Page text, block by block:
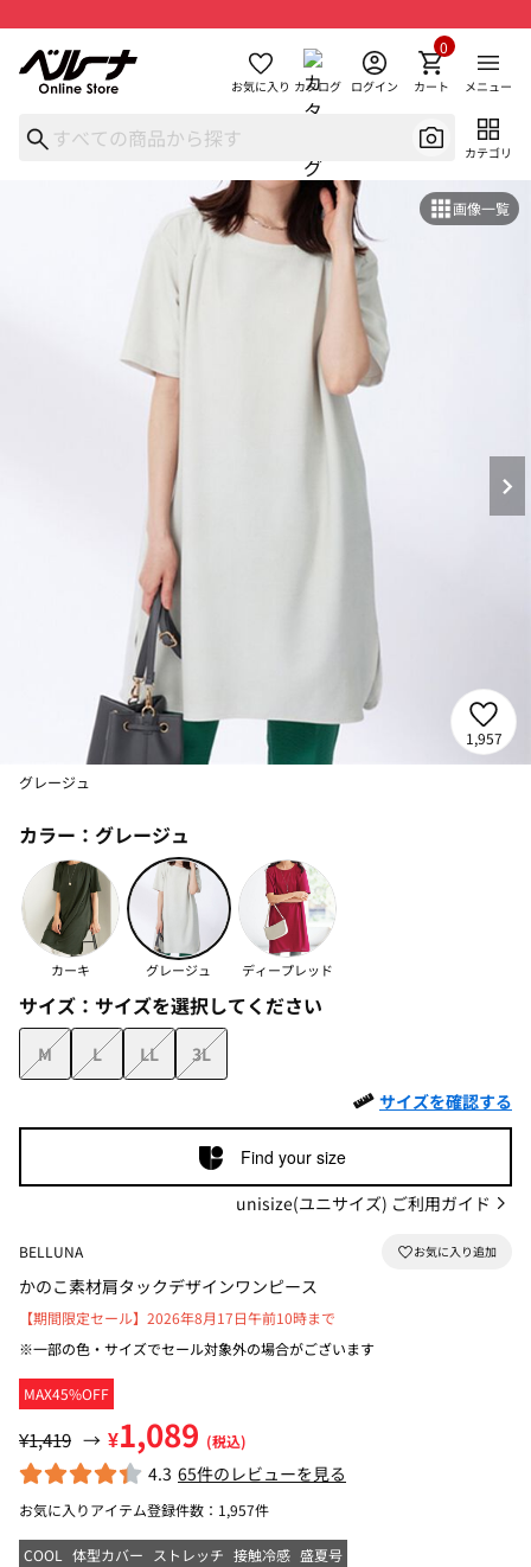
お気に入り カタログ ログイン カート
0
メニュー
カテゴリ
画像一覧
1,957
グレージュ
カラー： グレージュ
カーキ グレージュ ディープレッド
サイズ： サイズを選択してください
M L LL
3L
サイズを確認する
Find your size
unisize(ユニサイズ) ご利用ガイド
BELLUNA
かのこ素材肩タックデザインワンピース
MAX45%OFF
【期間限定セール】2026年8月17日午前10時まで
※一部の色・サイズでセール対象外の場合がございます
¥1,419 → ¥1,089 (税込)
4.3 65件のレビューを見る
お気に入りアイテム登録件数： 1,957件
COOL 体型カバー ストレッチ 接触冷感 盛夏号